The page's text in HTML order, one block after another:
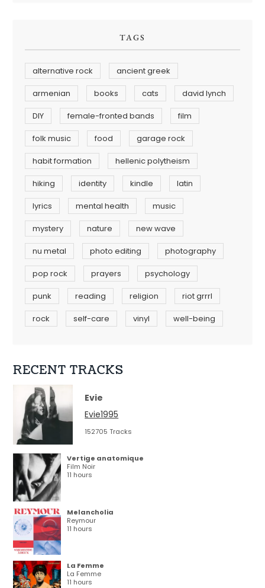
TAGS
alternative rock
ancient greek
armenian
books cats
david lynch
DIY
female-fronted bands
film
folk music
food
garage rock
habit formation
hellenic polytheism
hiking
identity kindle
latin
lyrics
mental health
music
mystery
nature
new wave
nu metal
photo editing
photography
pop rock
prayers
psychology
punk
reading religion
riot grrrl
rock
self-care vinyl well-being
RECENT TRACKS
Evie
Evie1995
152705 Tracks
Vertige anatomique
Film Noir
11 hours
Melancholia
Reymour
11 hours
La Femme
La Femme
11 hours